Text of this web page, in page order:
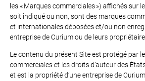
les « Marques commerciales ») affichés sur
soit indiqué ou non, sont des marques
et internationales déposées et/ou non
entreprise de Curium ou de leurs
Le contenu du présent Site est protégé par
commerciales et les droits d’auteur des
et est la propriété d’une entreprise de